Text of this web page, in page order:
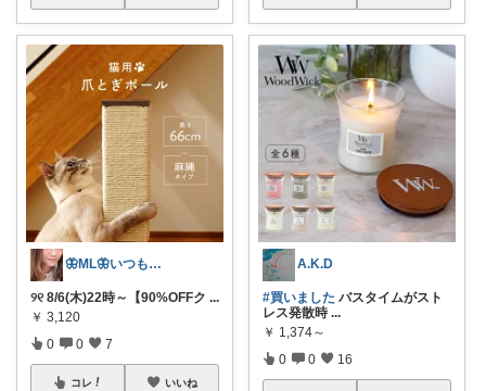
🦋ML🦋いつもありがとう💓
୨୧ 8/6(木)22時～【90%OFFク ...
￥ 3,120
0 0 7
コレ いいね
A.K.D
#買いました バスタイムがスト
レス発散時 ...
￥ 1,374～
0 0 16